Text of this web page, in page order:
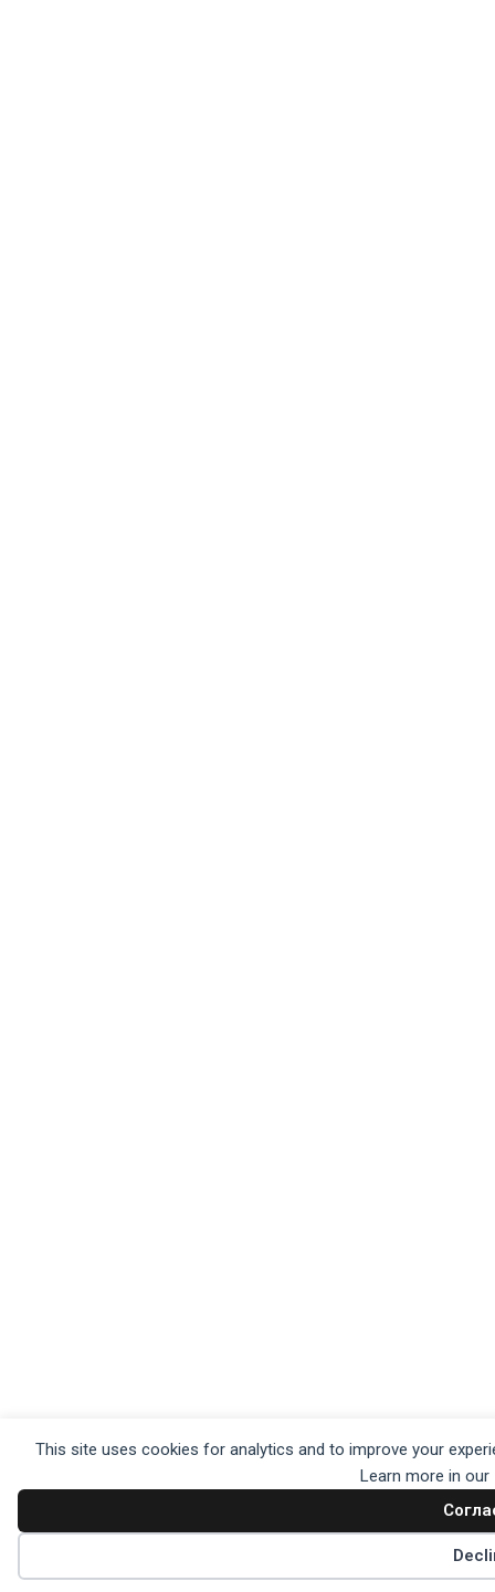
This site uses cookies for analytics and to improve your
Learn more in our